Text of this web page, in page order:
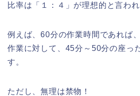
比率は「１：４」が理想的と言わ
例えば、60分の作業時間であれば
作業に対して、45分～50分の座っ
す。
ただし、無理は禁物！